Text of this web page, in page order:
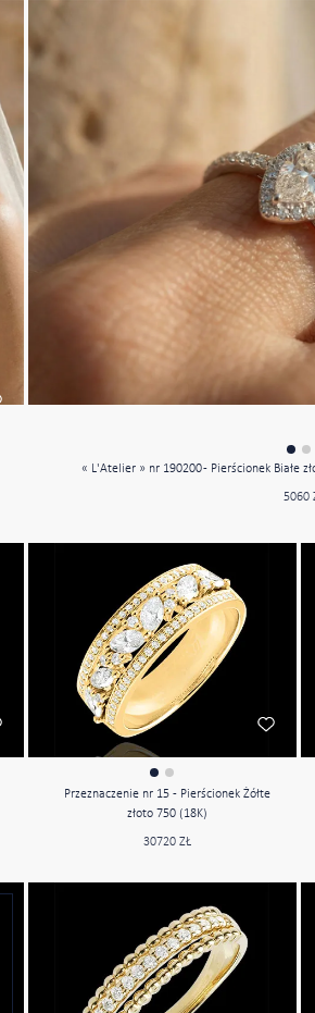
5060
Przeznaczenie nr 15 - Pierścionek Żółte
złoto 750 (18K)
30720 ZŁ